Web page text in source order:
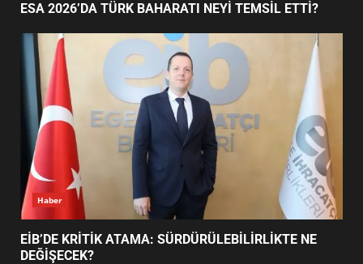
5
UZATILDI: NE DEĞİŞTİ?
6
BURHANİYE SATRANÇ
TURNUVASI KAYITLARI NEYİ
DEĞİŞTİRİYOR?
BURHANİYE BELEDİYESPOR’DA
YENİ YÖNETİM NASIL
ESA 2026’DA TÜRK BAHARATI NEYİ TEMSİL ETTİ?
Haber
EİB’DE KRİTİK ATAMA: SÜRDÜRÜLEBİLİRLİKTE NE
DEĞİŞECEK?